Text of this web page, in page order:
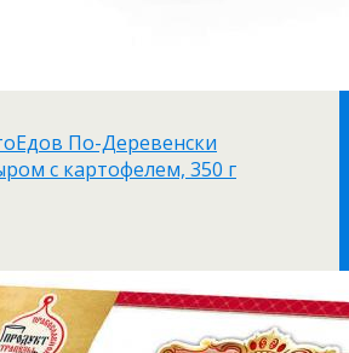
По-Деревенски
с картофелем, 350 г